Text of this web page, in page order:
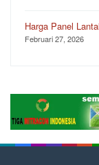
Harga Panel
Februari 27, 2026